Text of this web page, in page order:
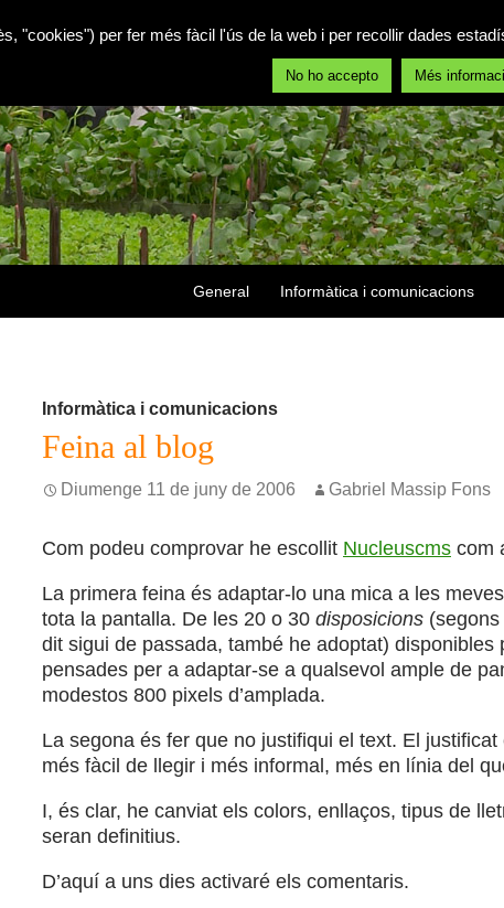
General
Informàtica i comunicacions
Informàtica i comunicacions
Feina al blog
Diumenge 11 de juny de 2006 Gabriel Massip Fons
Com podeu comprovar he escollit Nucleuscms com
La primera feina és adaptar-lo una mica a les
tota la pantalla. De les 20 o 30 disposicions
dit sigui de passada, també he adoptat)
pensades per a adaptar-se a qualsevol ample de
modestos 800 pixels d’amplada.
La segona és fer que no justifiqui el text. El
més fàcil de llegir i més informal, més en línia del
I, és clar, he canviat els colors, enllaços, tipus de
seran definitius.
D’aquí a uns dies activaré els comentaris.
"cookies") per fer més fàcil l'ús de la web i per recollir dades
No ho accepto Més